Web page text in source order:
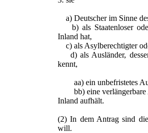
a) Deutscher im Sinne
b) als Staatenloser
Inland hat,
c) als Asylberechtigter
d) als Ausländer,
kennt,
aa) ein unbefristetes
bb) eine verlängerbare
Inland aufhält.
(2) In dem Antrag sind
will.